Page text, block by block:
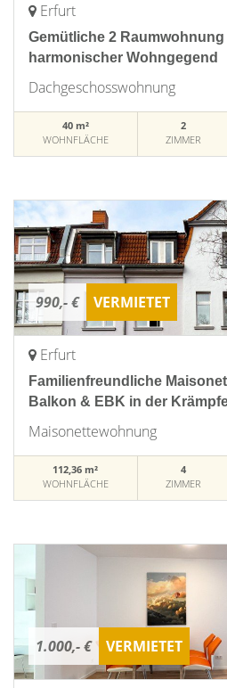
Erfurt
Gemütliche 2
harmonischer Wohngegend
Dachgeschosswohnung
40 m²
WOHNFLÄCHE
2
ZIMMER
990,- € VERMIETET
Erfurt
Familienfreundliche
Balkon & EBK in der
Maisonettewohnung
112,36 m²
WOHNFLÄCHE
4
ZIMMER
1.000,- € VERMIETET